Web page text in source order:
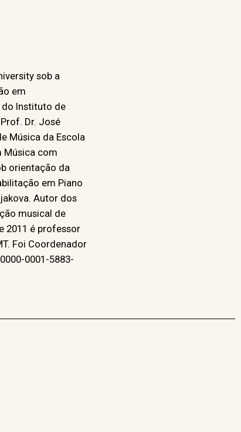
sob a
em
do Instituto de
Dr. José
Música da Escola
Música com
orientação da
em Piano
Autor dos
musical de
2011 é professor
Foi Coordenador
0001-5883-